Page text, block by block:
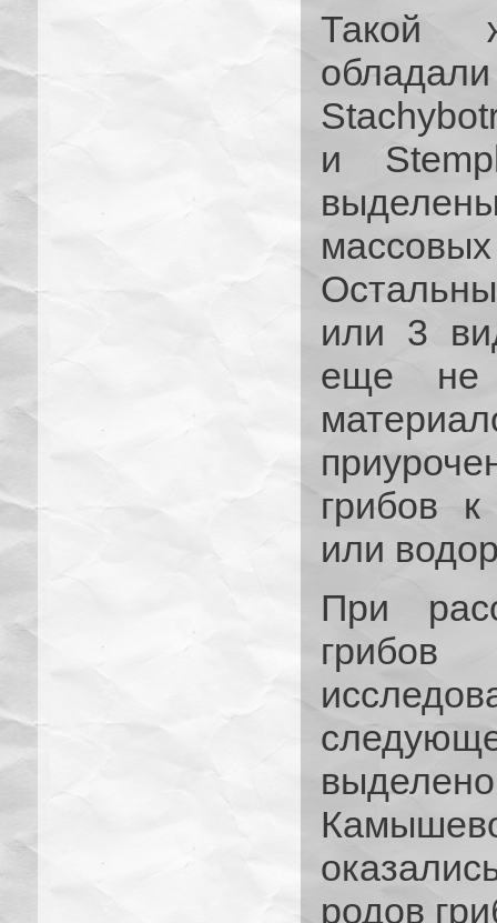
Такой
и
или 3
еще не
грибов
или
При
родов